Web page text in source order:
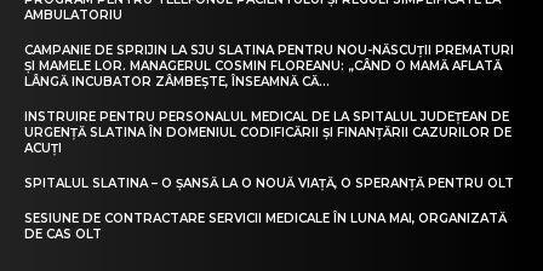
AMBULATORIU
CAMPANIE DE SPRIJIN LA SJU SLATINA PENTRU NOU-NĂSCUȚII PREMATURI
ȘI MAMELE LOR. MANAGERUL COSMIN FLOREANU: „CÂND O MAMĂ AFLATĂ
LÂNGĂ INCUBATOR ZÂMBEȘTE, ÎNSEAMNĂ CĂ...
INSTRUIRE PENTRU PERSONALUL MEDICAL DE LA SPITALUL JUDEȚEAN DE
URGENȚĂ SLATINA ÎN DOMENIUL CODIFICĂRII ȘI FINANȚĂRII CAZURILOR DE
ACUȚI
SPITALUL SLATINA – O ȘANSĂ LA O NOUĂ VIAȚĂ, O SPERANȚĂ PENTRU OLT
SESIUNE DE CONTRACTARE SERVICII MEDICALE ÎN LUNA MAI, ORGANIZATĂ
DE CAS OLT